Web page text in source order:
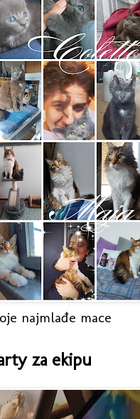
najmlađe mace
za ekipu